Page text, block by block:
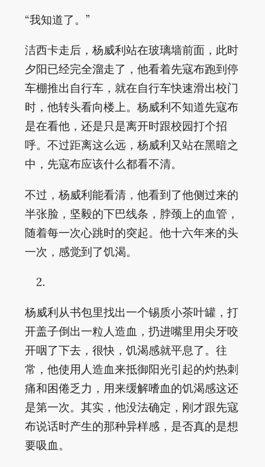
“我知道了。”
洁西卡走后，杨威利站在玻璃墙前面，此时
夕阳已经完全溜走了，他看着先寇布跑到停
车棚推出自行车，就在自行车快速滑出校门
时，他转头看向楼上。杨威利不知道先寇布
是在看他，还是只是离开时跟校园打个招
呼。不过距离这么远，杨威利又站在黑暗之
中，先寇布应该什么都看不清。
不过，杨威利能看清，他看到了他侧过来的
半张脸，坚毅的下巴线条，脖颈上的血管，
随着每一次心跳时的突起。他十六年来的头
一次，感觉到了饥渴。
杨威利从书包里找出一个锡质小茶叶罐，打
开盖子倒出一粒人造血，扔进嘴里用尖牙咬
开咽了下去，很快，饥渴感就平息了。往
常，他使用人造血来抵御阳光引起的灼热刺
痛和困倦乏力，用来缓解嗜血的饥渴感这还
是第一次。其实，他没法确定，刚才跟先寇
布说话时产生的那种异样感，是否真的是想
要吸血。